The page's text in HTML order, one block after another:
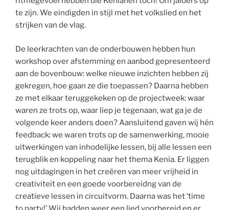
te zijn. We eindigden in stijl met het volkslied en het
strijken van de vlag.
De leerkrachten van de onderbouwen hebben hun
workshop over afstemming en aanbod gepresenteerd
aan de bovenbouw: welke nieuwe inzichten hebben zij
gekregen, hoe gaan ze die toepassen? Daarna hebben
ze met elkaar teruggekeken op de projectweek: waar
waren ze trots op, waar liep je tegenaan, wat ga je de
volgende keer anders doen? Aansluitend gaven wij hén
feedback: we waren trots op de samenwerking, mooie
uitwerkingen van inhodelijke lessen, bij alle lessen een
terugblik en koppeling naar het thema Kenia. Er liggen
nog uitdagingen in het creëren van meer vrijheid in
creativiteit en een goede voorbereidng van de
creatieve lessen in circuitvorm. Daarna was het ‘time